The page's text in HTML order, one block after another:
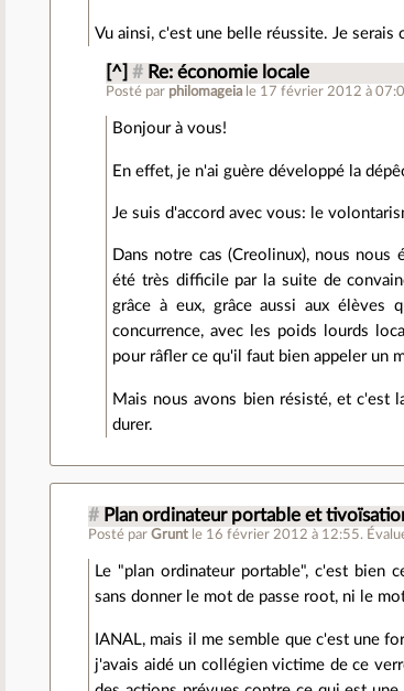
Vu ainsi, c'est une belle réussite. Je
[^] # Re: économie locale
Posté par philomageia le 17 février 2012 à
Bonjour à vous!
En effet, je n'ai guère développé la
Je suis d'accord avec vous: le
Dans notre cas (Creolinux), nous
été très difficile par la suite de
grâce à eux, grâce aussi aux élèves
concurrence, avec les poids lourds
pour râfler ce qu'il faut bien appeler un
Mais nous avons bien résisté, et c'est
durer.
# Plan ordinateur portable et
Posté parGrunt le 16 février 2012 à 12:55.
Le "plan ordinateur portable", c'est bien
sans donner le mot de passe root, ni le
IANAL, mais il me semble que c'est une
j'avais aidé un collégien victime de ce